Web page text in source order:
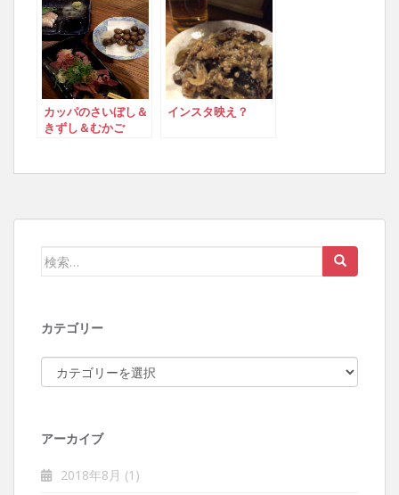
カッパのさいぼし＆
きずし＆むかご
インスタ映え？
検索:
カテゴリー
カテゴリー
アーカイブ
2018年8月 (1)